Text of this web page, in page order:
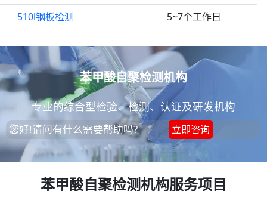
510l钢板检测 5~7个工作日
苯甲酸自聚检测机构
专业的综合型检验、检测、认证及研发机构
您好!请问有什么需要帮助吗? 立即咨询
苯甲酸自聚检测机构服务项目